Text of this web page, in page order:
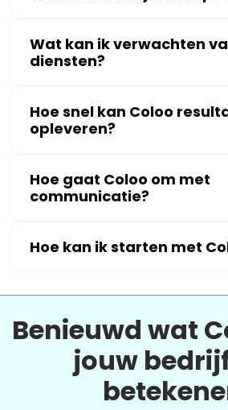
Wat kan ik verwachten
diensten?
Hoe snel kan Coloo
opleveren?
Hoe gaat Coloo om met
communicatie?
Hoe kan ik starten met
Benieuwd wat
jouw